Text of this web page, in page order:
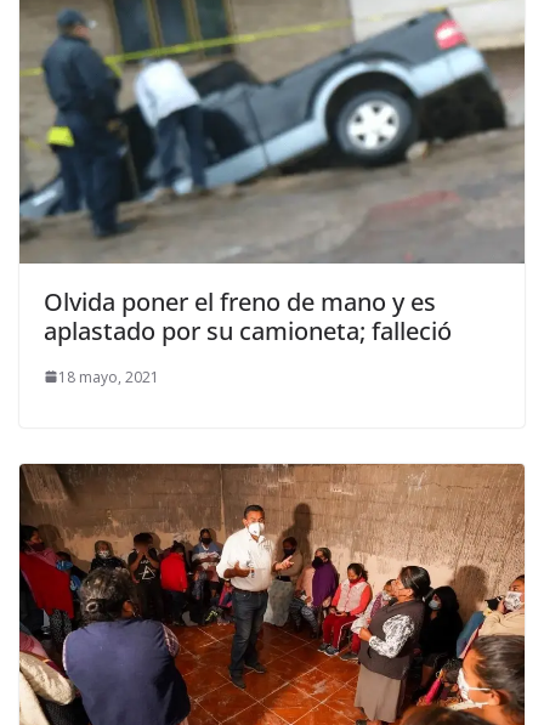
Olvida poner el freno de mano y es
aplastado por su camioneta; falleció
18 mayo, 2021